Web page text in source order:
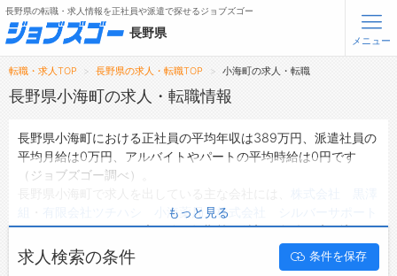
無料会員登録
メニュー
トップ
タップで簡単に求人を探す
【初めての方へ】
長野県の求人検索で選ばれる理由
長野県の転職・求人情報を正社員や派遣で探せるジョブズゴー
長野県
メニュー
転職・求人TOP 長野県の求人・転職TOP 小海町の求人・転職
長野県小海町の求人・転職情報
長野県小海町における正社員の平均年収は389万円、派遣社員の
平均月給は0万円、アルバイトやパートの平均時給は0円です
（ジョブズゴー調べ）。
有限会社ツチハシ 小海薬局 ・株式会社 シルバーサポート
ジャパンなどがあり、未経験や短期等ご希望の条件で絞り込みが
できます。
長野県小海町の地域密着型の求人サイトであるジョブズゴーでは
もっと見る
求人検索の条件 条件を保存